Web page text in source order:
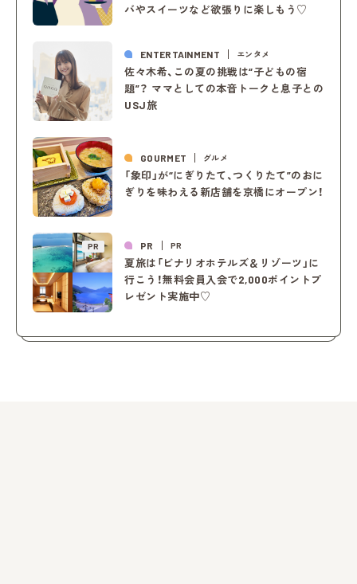
バやスイーツなど欲張りに楽しもう♡
ENTERTAINMENT エンタメ
佐々木希、この夏の挑戦は“子どもの宿
題”？ ママとしての本音トークと息子との
USJ旅
GOURMET グルメ
「象印」が“にぎりたて、つくりたて”のおに
ぎりを味わえる新店舗を京橋にオープン！
PR PR PR
夏旅は「ビナリオホテルズ＆リゾーツ」に
行こう！無料会員入会で2,000ポイントプ
レゼント実施中♡